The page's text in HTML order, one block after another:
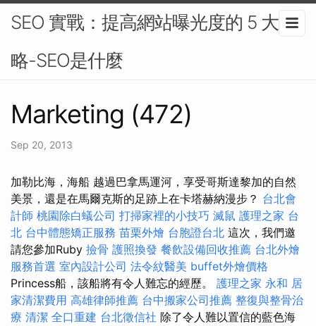
SEO 實戰：提高網站曝光度的 5 大策
略-SEO是什麼
Marketing (472)
Sep 20, 2013
加勒比海，海船 越過巴拿馬運河，享受哥斯達黎加的自然
美景，還是在馬爾克斯的足跡上在卡塔赫納漫步？ 台北會
計師 桃園除白蟻公司 打掃家裡的小技巧 滅鼠 護理之家 台
北 台中體態矯正服務 苗栗外燴 台胞證台北 這次，我們邀
請您參加Ruby 撿骨 護照換發 餐飲設備回收推薦 台北外燴
服務首選 室內設計公司 法令紋醫美 buffet外燴價格
Princess船，該船將有令人難忘的經歷。 護理之家 永和 居
家清潔費用 高雄律師推薦 台中搬家公司推薦 整復與整骨治
療 清潔 全口重建 台北徵信社 除了令人難以置信的藍色海